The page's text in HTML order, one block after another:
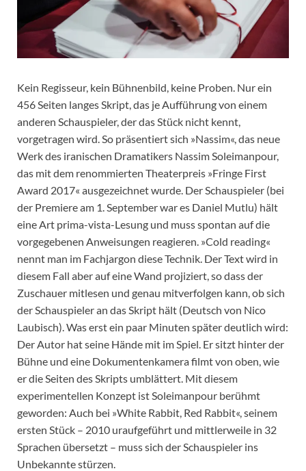
Kein Regisseur, kein Bühnenbild, keine Proben. Nur ein
456 Seiten langes Skript, das je Aufführung von einem
anderen Schauspieler, der das Stück nicht kennt,
vorgetragen wird. So präsentiert sich »Nassim«, das neue
Werk des iranischen Dramatikers Nassim Soleimanpour,
das mit dem renommierten Theaterpreis »Fringe First
Award 2017« ausgezeichnet wurde. Der Schauspieler (bei
der Premiere am 1. September war es Daniel Mutlu) hält
eine Art prima-vista-Lesung und muss spontan auf die
vorgegebenen Anweisungen reagieren. »Cold reading«
nennt man im Fachjargon diese Technik. Der Text wird in
diesem Fall aber auf eine Wand projiziert, so dass der
Zuschauer mitlesen und genau mitverfolgen kann, ob sich
der Schauspieler an das Skript hält (Deutsch von Nico
Laubisch). Was erst ein paar Minuten später deutlich wird:
Der Autor hat seine Hände mit im Spiel. Er sitzt hinter der
Bühne und eine Dokumentenkamera filmt von oben, wie
er die Seiten des Skripts umblättert. Mit diesem
experimentellen Konzept ist Soleimanpour berühmt
geworden: Auch bei »White Rabbit, Red Rabbit«, seinem
ersten Stück – 2010 uraufgeführt und mittlerweile in 32
Sprachen übersetzt – muss sich der Schauspieler ins
Unbekannte stürzen.